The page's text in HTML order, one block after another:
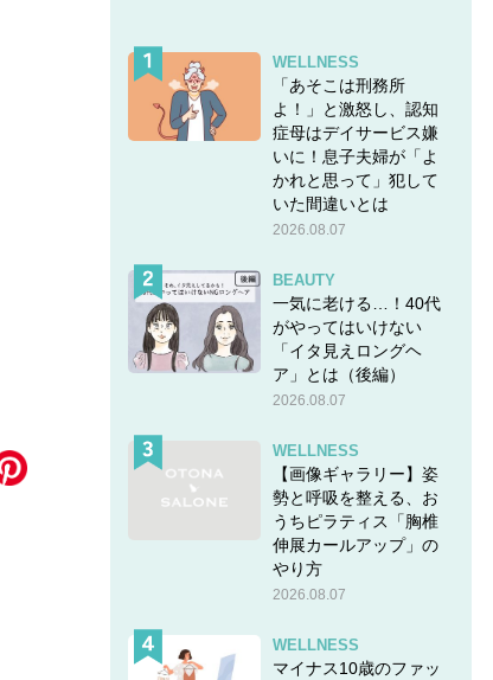
WELLNESS
「あそこは刑務所
よ！」と激怒し、認知
症母はデイサービス嫌
いに！息子夫婦が「よ
かれと思って」犯して
いた間違いとは
2026.08.07
BEAUTY
一気に老ける…！40代
がやってはいけない
「イタ見えロングヘ
ア」とは（後編）
2026.08.07
WELLNESS
【画像ギャラリー】姿
勢と呼吸を整える、お
うちピラティス「胸椎
伸展カールアップ」の
やり方
2026.08.07
WELLNESS
マイナス10歳のファッ